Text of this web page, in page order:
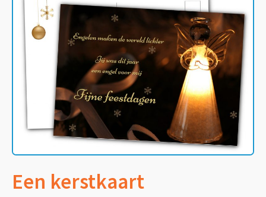
Een kerstkaart